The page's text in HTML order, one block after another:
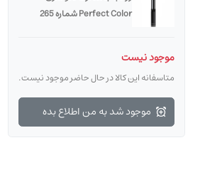
Perfect Color شماره 265
موجود نیست
متاسفانه این کالا در حال حاضر موجود نیست.
موجود شد به من اطلاع بده